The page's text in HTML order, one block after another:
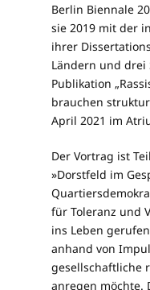
Berlin Biennale
sie 2019 mit der
ihrer
Ländern und
Publikation
brauchen
April 2021 im
Der Vortrag ist
»Dorstfeld im
für Toleranz und
ins Leben
anhand von
gesellschaftliche
anregen möchte.